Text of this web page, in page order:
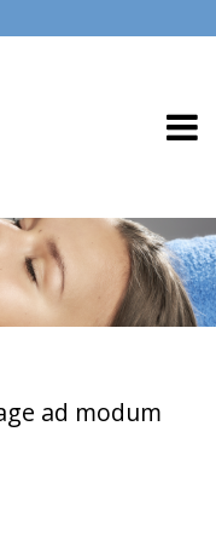
ad modum